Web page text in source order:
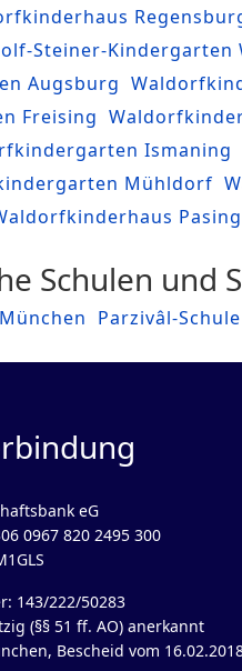
Steiner-Kindergarten
Augsburg
Freising
Ismaning
Mühldorf
Pasing
Schulen und
Parzivâl-
eG
0967 820 2495 300
143/222/50283
(§§ 51 ff. AO) anerkannt
Bescheid vom